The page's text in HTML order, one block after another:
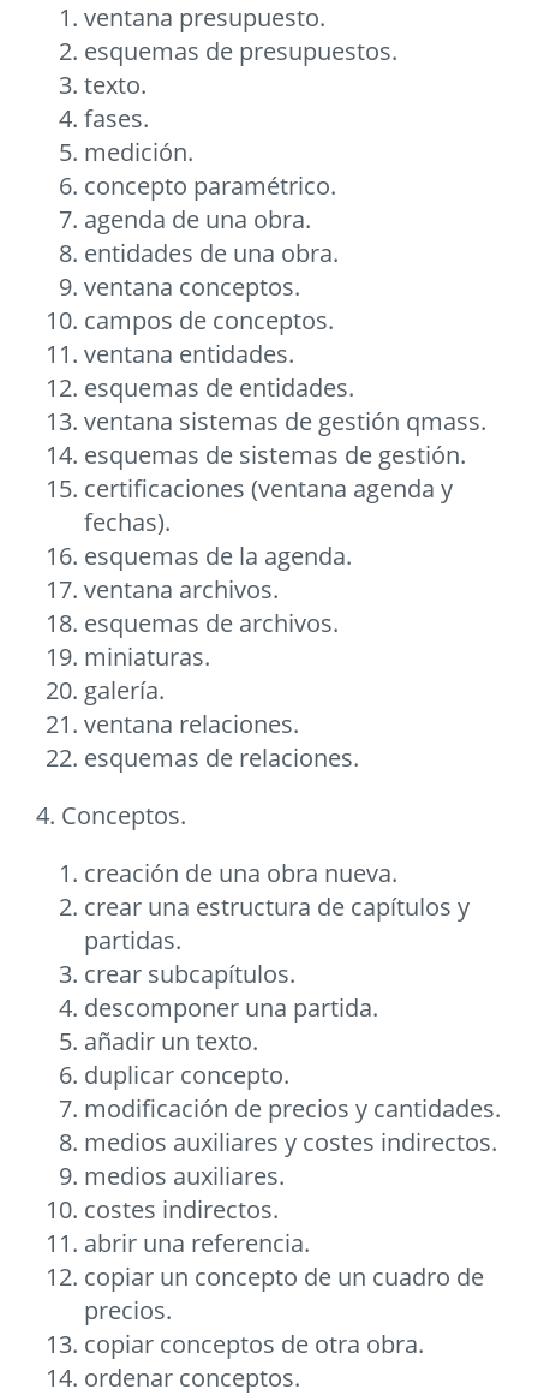
ventana presupuesto.
esquemas de presupuestos.
texto.
fases.
medición.
concepto paramétrico.
agenda de una obra.
entidades de una obra.
ventana conceptos.
campos de conceptos.
ventana entidades.
esquemas de entidades.
ventana sistemas de gestión qmass.
esquemas de sistemas de gestión.
certificaciones (ventana agenda y
fechas).
esquemas de la agenda.
ventana archivos.
esquemas de archivos.
miniaturas.
galerí­a.
ventana relaciones.
esquemas de relaciones.
4. Conceptos.
creación de una obra nueva.
crear una estructura de capí­tulos y
partidas.
crear subcapí­tulos.
descomponer una partida.
añadir un texto.
duplicar concepto.
modificación de precios y cantidades.
medios auxiliares y costes indirectos.
medios auxiliares.
costes indirectos.
abrir una referencia.
copiar un concepto de un cuadro de
precios.
copiar conceptos de otra obra.
ordenar conceptos.